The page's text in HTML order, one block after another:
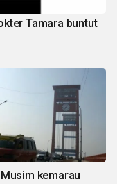
Tamara buntut
Musim kemarau